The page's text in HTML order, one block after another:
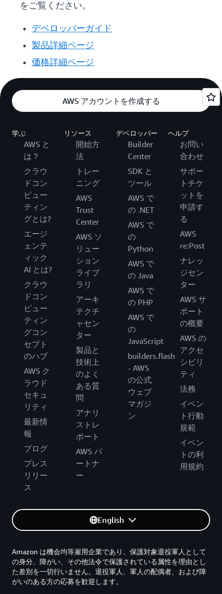
をご覧ください。
デベロッパーガイド
製品詳細ページ
価格詳細ページ
AWS アカウントを作成する
学ぶ
AWS と
は？
クラウ
ドコン
ピュー
ティン
グとは?
エージ
ェンテ
ィック
AI とは?
クラウ
ドコン
ピュー
ティン
グコン
セプト
のハブ
AWS ク
ラウド
セキュ
リティ
最新情
報
ブログ
プレス
リリー
ス
リソース
開始方
法
トレー
ニング
AWS
Trust
Center
AWS ソ
リュー
ション
ライブ
ラリ
アーキ
テクチ
ャセン
ター
製品と
技術上
のよく
ある質
問
アナリ
ストレ
ポート
AWS パ
ートナ
ー
デベロッパー
Builder
Center
SDK と
ツール
AWS で
の .NET
AWS で
の
Python
AWS で
の Java
AWS で
の PHP
AWS で
の
JavaScript
builders.flash
- AWS
の公式
ウェブ
マガジ
ン
ヘルプ
お問い
合わせ
サポー
トチケ
ットを
申請す
る
AWS
re:Post
ナレッ
ジセン
ター
AWS サ
ポート
の概要
AWS の
アクセ
シビリ
ティ
法務
イベン
ト行動
規範
イベン
トの利
用規約
English
Amazon は機会均等雇用企業であり、保護対象退役軍人として
の身分、障がい、その他法令で保護されている属性を理由とし
た差別を一切行いません。退役軍人、軍人の配偶者、および障
がいのある方の応募を歓迎します。